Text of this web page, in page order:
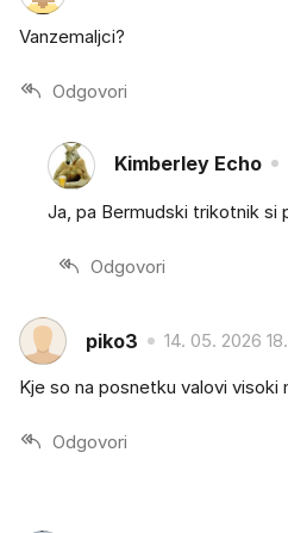
Vanzemaljci?
Odgovori
Kimberley Echo
Ja, pa Bermudski trikotnik si
Odgovori
piko3 14. 05. 2026
Kje so na posnetku valovi visoki
Odgovori